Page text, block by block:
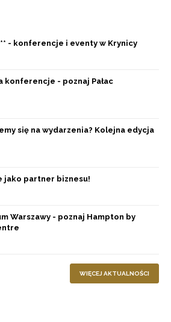
- konferencje i eventy w Krynicy
konferencje - poznaj Pałac
się na wydarzenia? Kolejna edycja
jako partner biznesu!
Warszawy - poznaj Hampton by
WIĘCEJ AKTUALNOŚCI